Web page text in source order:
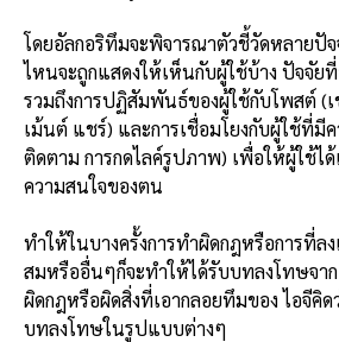
โดยอัลกอริทึมจะพิจารณาตัวชี้วัดหลายปั
ไหนจะถูกแสดงให้เห็นกับผู้ใช้บ้าง ปัจจัย
รวมถึงการปฏิสัมพันธ์ของผู้ใช้กับโพสต์ (เ
เม้นต์ แชร์) และการเชื่อมโยงกับผู้ใช้ที่มี
ติดตาม การกดไลค์รูปภาพ) เพื่อให้ผู้ใช้ไ
ความสนใจของตน
ทำให้ในบางครั้งการทำผิดกฎหรือการที่ล
สมหรืออื่นๆก็จะทำให้ได้รับบทลงโทษจาก
ผิดกฎหรือผิดสิ่งที่เอากลอยทึมของ ไอจีคิ
บทลงโทษในรูปแบบต่างๆ